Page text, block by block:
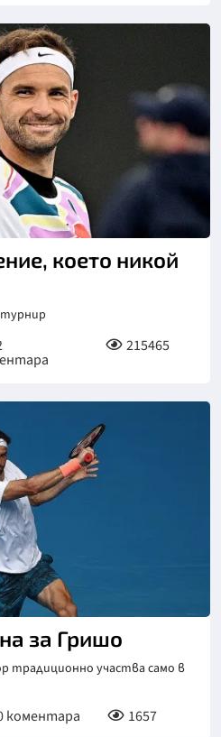
което никой
215465
за Гришо
традиционно участва само в
коментара 1657